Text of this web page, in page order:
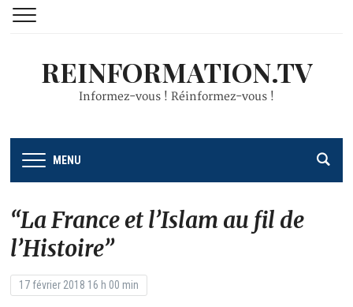
REINFORMATION.TV
Informez-vous ! Réinformez-vous !
MENU
“La France et l’Islam au fil de
l’Histoire”
17 février 2018 16 h 00 min